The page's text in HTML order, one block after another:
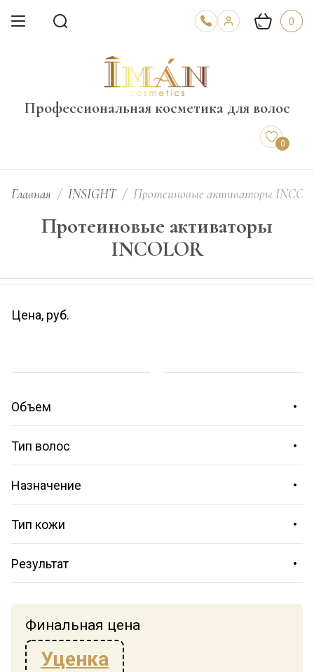
0
Профессиональная косметика для волос
0
Главная / INSIGHT / Протеиновые активаторы
Протеиновые активаторы
INCOLOR
Цена, руб.
Финальная цена
Уценка